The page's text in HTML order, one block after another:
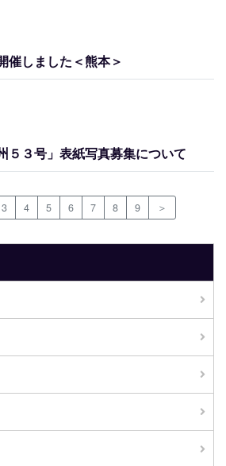
催しました＜熊本＞
５３号」表紙写真募集について
3 4 5 6 7 8 9 ＞